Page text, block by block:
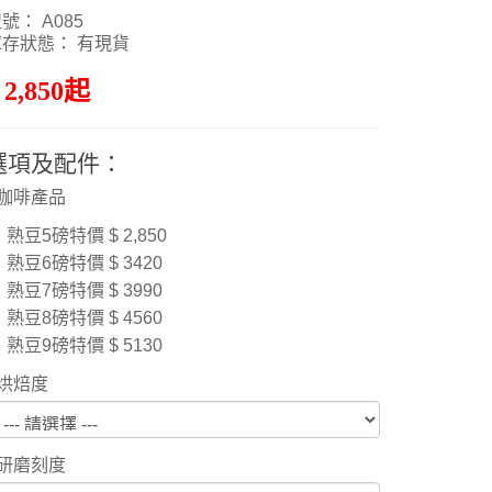
： A085
狀態： 有現貨
起
項及配件：
啡產品
熟豆5磅特價 $ 2,850
熟豆6磅特價 $ 3420
熟豆7磅特價 $ 3990
熟豆8磅特價 $ 4560
熟豆9磅特價 $ 5130
焙度
磨刻度